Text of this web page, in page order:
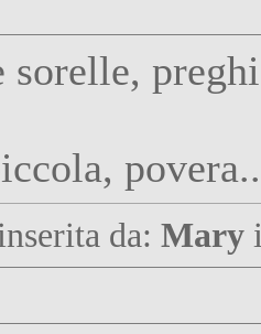
sorelle,
da: Mary